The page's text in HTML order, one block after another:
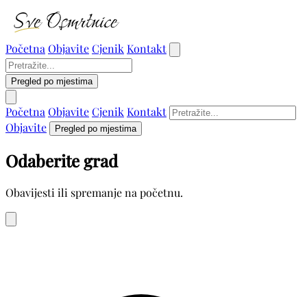
Početna ObjaviteCjenik Kontakt
Pregled po mjestima
Početna ObjaviteCjenik Kontakt
Objavite
Pregled po mjestima
Odaberite grad
Obavijesti ili spremanje na početnu.